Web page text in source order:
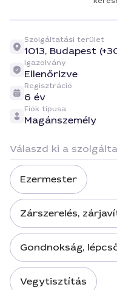
Szolgáltatási terület
1013, Budapest
Igazolvány
Ellenőrizve
Regisztráció
6 év
Fiók típusa
Magánszemély
Válaszd ki a
Ezermester
Zárszerelés,
Gondnokság,
Vegytisztítás